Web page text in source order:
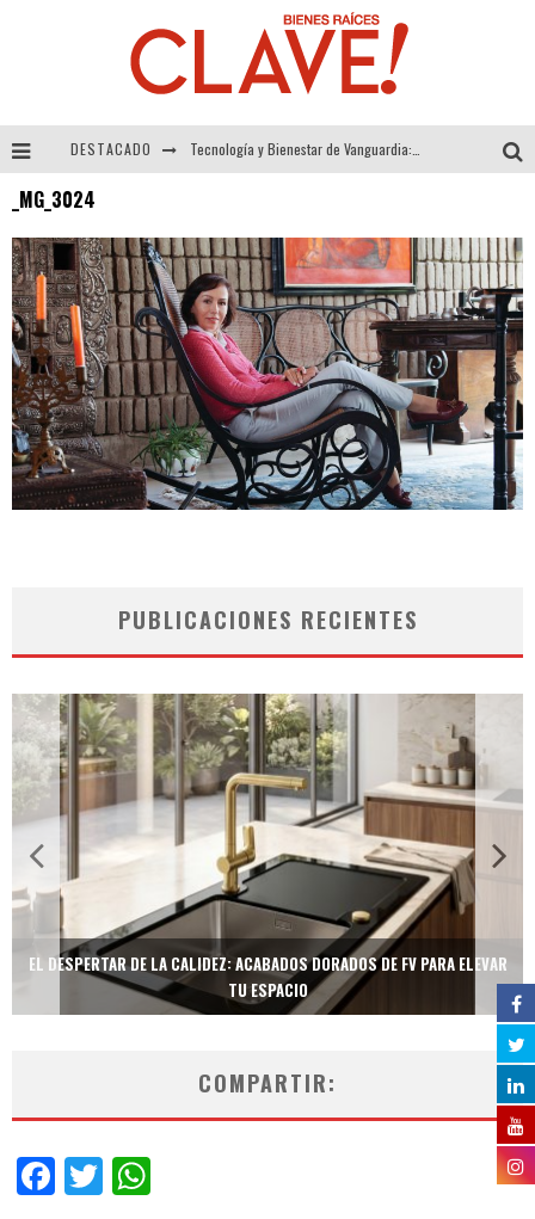
DESTACADO
Alexandra Bedoya – La Constancia detrás de La Paletería
El Despertar de la Calidez: Acabados Dorados de FV para Elevar tu Espacio
_MG_3024
PUBLICACIONES RECIENTES
EL DESPERTAR DE LA CALIDEZ: ACABADOS DORADOS DE FV PARA ELEVAR
TU ESPACIO
COMPARTIR:
Facebook
Twitter